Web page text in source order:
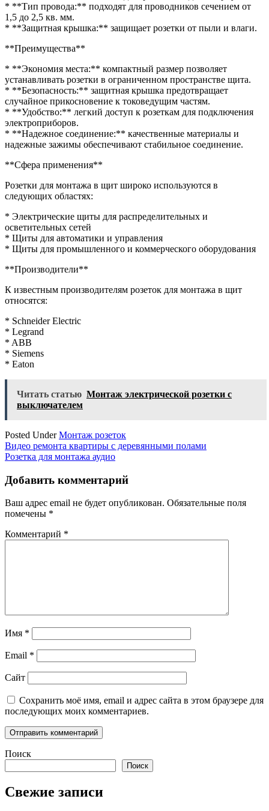
* **Тип провода:** подходят для проводников сечением от
1,5 до 2,5 кв. мм.
* **Защитная крышка:** защищает розетки от пыли и влаги.
**Преимущества**
* **Экономия места:** компактный размер позволяет
устанавливать розетки в ограниченном пространстве щита.
* **Безопасность:** защитная крышка предотвращает
случайное прикосновение к токоведущим частям.
* **Удобство:** легкий доступ к розеткам для подключения
электроприборов.
* **Надежное соединение:** качественные материалы и
надежные зажимы обеспечивают стабильное соединение.
**Сфера применения**
Розетки для монтажа в щит широко используются в
следующих областях:
* Электрические щиты для распределительных и
осветительных сетей
* Щиты для автоматики и управления
* Щиты для промышленного и коммерческого оборудования
**Производители**
К известным производителям розеток для монтажа в щит
относятся:
* Schneider Electric
* Legrand
* ABB
* Siemens
* Eaton
Читать статью Монтаж электрической розетки с
выключателем
Posted UnderМонтаж розеток
Навигация
по
записям
Видео ремонта квартиры с деревянными полами
Розетка для монтажа аудио
Добавить комментарий
Ваш адрес email не будет опубликован. Обязательные поля
помечены *
Комментарий *
Имя *
Email *
Сайт
Сохранить моё имя, email и адрес сайта в этом браузере для
последующих моих комментариев.
Поиск
Поиск
Свежие записи